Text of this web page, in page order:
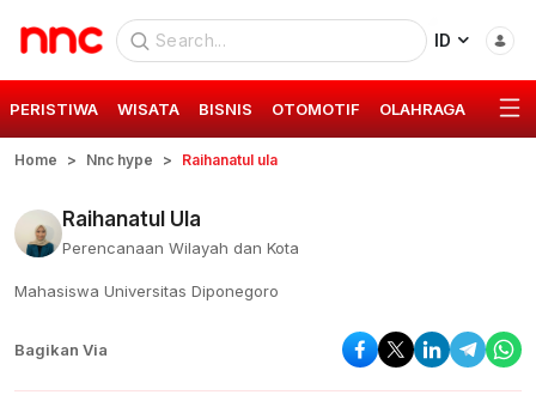
ID
PERISTIWA WISATA BISNIS OTOMOTIF OLAHRAGA GAYA
Home Nnc hype Raihanatul ula
Raihanatul Ula
Perencanaan Wilayah dan Kota
Mahasiswa Universitas Diponegoro
Bagikan Via